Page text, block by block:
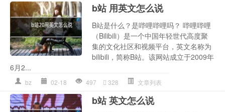
b站 用英文怎么说
B站是什么？是哔哩哔哩吗？ 哔哩哔哩
（Bilibili）是一个中国年轻世代高度聚
集的文化社区和视频平台，英文名称为
bilibili，简称B站。该网站成立于2009年
6月2...
bz 02-18 497 328 文章列表
b站 英文怎么说